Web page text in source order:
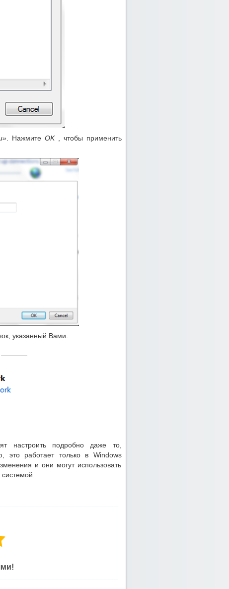
. НажмитеOK, чтобы применить
указанный Вами.
настроить подробно даже то,
это работает только в Windows
и они могут использовать